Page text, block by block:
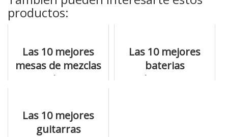
productos:
Las 10 mejores
mesas de mezclas
y todas sus
Las 10 mejores
baterias
electronica
Las 10 mejores
guitarras